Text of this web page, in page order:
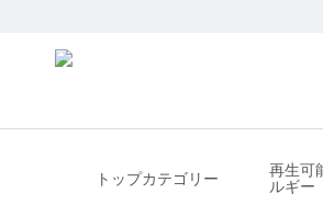
トップカテゴリー
再生可
ルギー